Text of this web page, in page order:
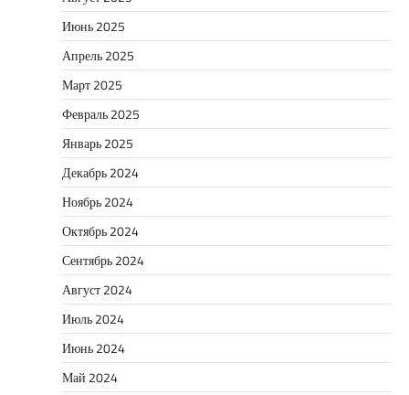
Июнь 2025
Апрель 2025
Март 2025
Февраль 2025
Январь 2025
Декабрь 2024
Ноябрь 2024
Октябрь 2024
Сентябрь 2024
Август 2024
Июль 2024
Июнь 2024
Май 2024